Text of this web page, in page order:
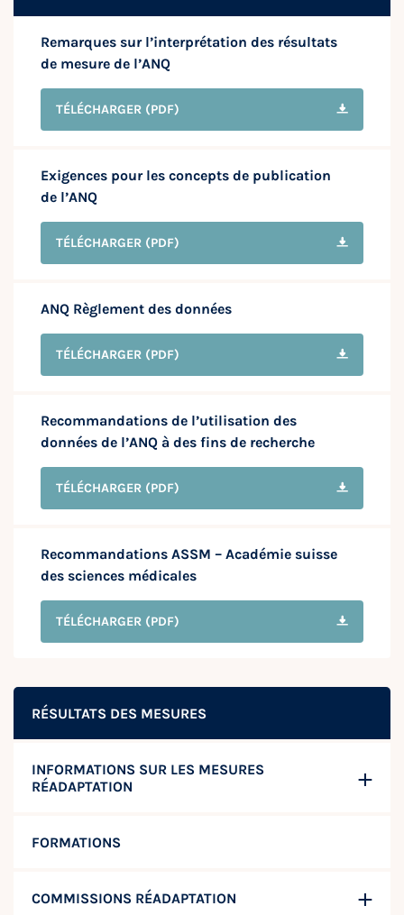
RÉSULTATS DES MESURES
INFORMATIONS SUR LES MESURES
RÉADAPTATION
FORMATIONS
COMMISSIONS RÉADAPTATION
Remarques sur l’interprétation des résultats
de mesure de l’ANQ
TÉLÉCHARGER (PDF)
Exigences pour les concepts de publication
de l’ANQ
TÉLÉCHARGER (PDF)
ANQ Règlement des données
TÉLÉCHARGER (PDF)
Recommandations de l’utilisation des
données de l’ANQ à des fins de recherche
TÉLÉCHARGER (PDF)
Recommandations ASSM – Académie suisse
des sciences médicales
TÉLÉCHARGER (PDF)